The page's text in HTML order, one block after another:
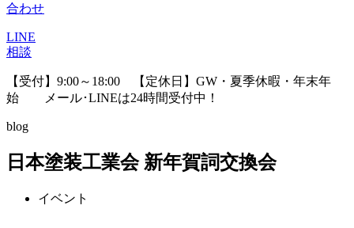
合わせ
LINE
相談
【受付】9:00～18:00 【定休日】GW・夏季休暇・年末年
始 メール･LINEは24時間受付中！
blog
日本塗装工業会 新年賀詞交換会
イベント